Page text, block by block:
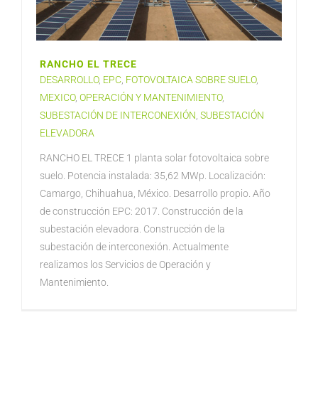
RANCHO EL TRECE
DESARROLLO, EPC FOTOVOLTAICA SOBRE SUELO,
MEXICO, OPERACIÓN Y MANTENIMIENTO,
SUBESTACIÓN DE INTERCONEXIÓN SUBESTACIÓN
ELEVADORA
RANCHO EL TRECE 1 planta solar fotovoltaica sobre
suelo. Potencia instalada: 35,62 MWp. Localización:
Camargo, Chihuahua, México. Desarrollo propio. Año
de construcción EPC: 2017. Construcción de la
subestación elevadora. Construcción de la
subestación de interconexión. Actualmente
realizamos los Servicios de Operación y
Mantenimiento.